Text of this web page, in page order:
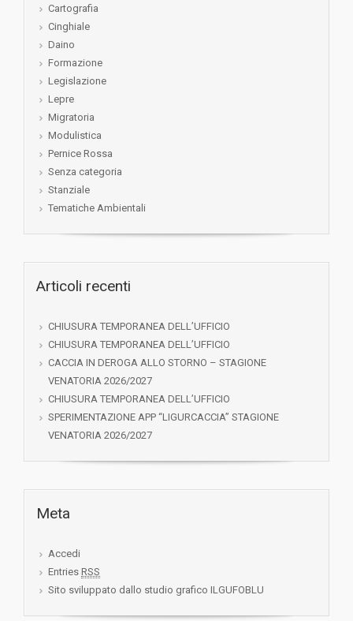
Cartografia
Cinghiale
Daino
Formazione
Legislazione
Lepre
Migratoria
Modulistica
Pernice Rossa
Senza categoria
Stanziale
Tematiche Ambientali
Articoli recenti
CHIUSURA TEMPORANEA DELL’UFFICIO
CHIUSURA TEMPORANEA DELL’UFFICIO
CACCIA IN DEROGA ALLO STORNO – STAGIONE
VENATORIA 2026/2027
CHIUSURA TEMPORANEA DELL’UFFICIO
SPERIMENTAZIONE APP “LIGURCACCIA” STAGIONE
VENATORIA 2026/2027
Meta
Accedi
Entries RSS
Sito sviluppato dallo studio grafico ILGUFOBLU